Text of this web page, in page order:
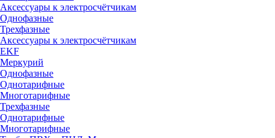
Аксессуары к электросчётчикам
Однофазные
Трехфазные
Аксессуары к электросчётчикам
EKF
Меркурий
Однофазные
Однотарифные
Многотарифные
Трехфазные
Однотарифные
Многотарифные